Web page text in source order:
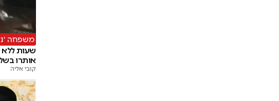
משפחה
שעות ללא
אותרו
קובי אליה